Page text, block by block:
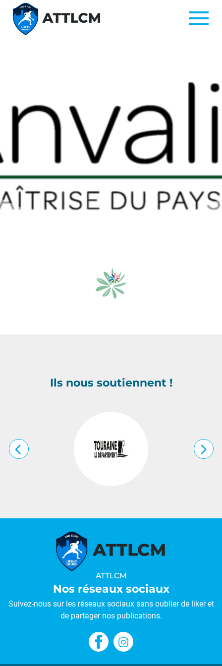
Ils nous soutiennent !
ATTLCM
Nos réseaux sociaux
Suivez-nous sur les réseaux sociaux sans oublier de liker et
de partager nos publications.